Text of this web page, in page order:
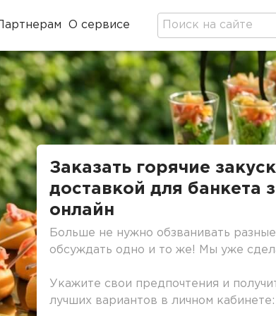
Партнерам О сервисе
Заказать горячие
доставкой для банкета
онлайн
Больше не нужно обзванивать
обсуждать одно и то же! Мы уже
Укажите свои предпочтения и
лучших вариантов в личном кабинете: